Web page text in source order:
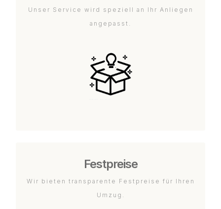
Unser Service wird speziell an Ihr Anliegen
angepasst.
Festpreise
Wir bieten transparente Festpreise für Ihren
Umzug.